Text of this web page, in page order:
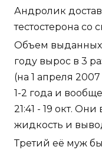
Андролик
тестостерона со
Объем выданных
году вырос в 3
(на 1 апреля
1-2 года и
21:41 - 19 окт.
жидкость и
Третий её муж